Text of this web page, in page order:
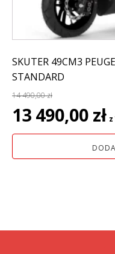
SKUTER 49CM3
STANDARD
14 490,00zł
Pierwotna
cena
wynosiła:
13 490,00 zł z